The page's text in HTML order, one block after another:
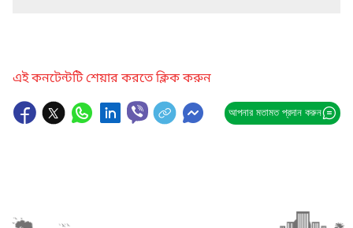
এই কনটেন্টটি শেয়ার করতে ক্লিক করুন
আপনার মতামত প্রদান করুন